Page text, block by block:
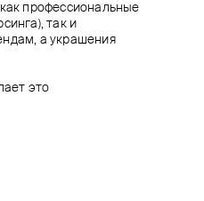
профессиональные
так и
а украшения
это